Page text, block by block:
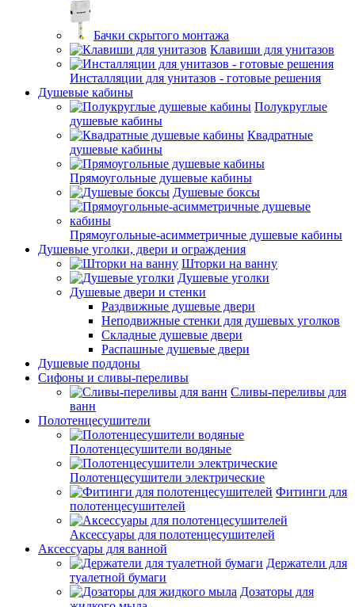
Бачки скрытого монтажа
Клавиши для унитазов
Инсталляции для унитазов - готовые решения
Душевые кабины
Полукруглые
душевые кабины
Квадратные
душевые кабины
Прямоугольные душевые кабины
Душевые боксы
Прямоугольные-асимметричные душевые кабины
Душевые уголки, двери и ограждения
Шторки на ванну
Душевые уголки
Душевые двери и стенки
Раздвижные душевые двери
Неподвижные стенки для душевых уголков
Складные душевые двери
Распашные душевые двери
Душевые поддоны
Сифоны и сливы-переливы
Сливы-переливы для
ванн
Полотенцесушители
Полотенцесушители водяные
Полотенцесушители электрические
Фитинги для
полотенцесушителей
Аксессуары для полотенцесушителей
Аксессуары для ванной
Держатели для
туалетной бумаги
Дозаторы для